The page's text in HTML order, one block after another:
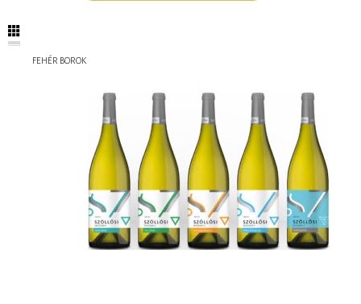
FEHÉR BOROK